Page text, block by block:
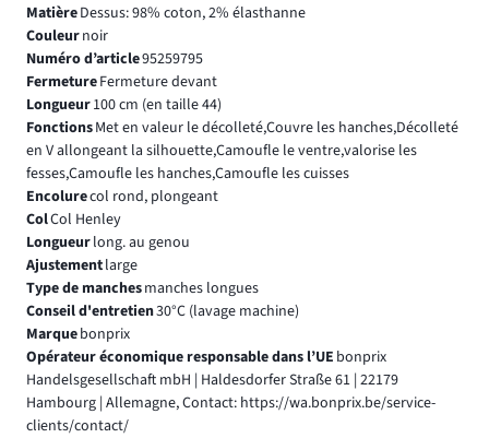
MatièreDessus: 98% coton, 2% élasthanne
Couleurnoir
Numéro d’article95259795
FermetureFermeture devant
Longueur100 cm (en taille 44)
FonctionsMet en valeur le décolleté,Couvre les hanches,Décolleté
en V allongeant la silhouette,Camoufle le ventre,valorise les
fesses,Camoufle les hanches,Camoufle les cuisses
Encolurecol rond, plongeant
ColCol Henley
Longueurlong. au genou
Ajustementlarge
Type de manchesmanches longues
Conseil d'entretien30°C (lavage machine)
Marquebonprix
Opérateur économique responsable dans l’UE bonprix
Handelsgesellschaft mbH | Haldesdorfer Straße 61 | 22179
Hambourg | Allemagne, Contact: https://wa.bonprix.be/service-
clients/contact/